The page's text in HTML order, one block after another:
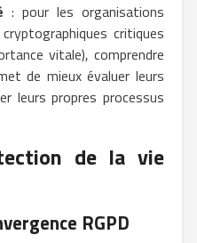
: pour les organisations
critiques
vitale), comprendre
de mieux évaluer leurs
leurs propres processus
de la vie
RGPD